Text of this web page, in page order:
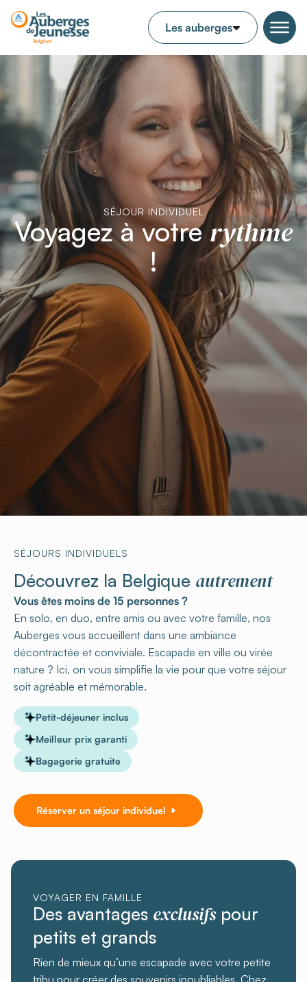
SÉJOUR INDIVIDUEL
Voyagez à votrerythme
!
SÉJOURS INDIVIDUELS
Découvrez la Belgique autrement
Vous êtes moins de 15 personnes ?
En solo, en duo, entre amis ou avec votre famille, nos
Auberges vous accueillent dans une ambiance
décontractée et conviviale. Escapade en ville ou virée
nature ? Ici, on vous simplifie la vie pour que votre séjour
soit agréable et mémorable.
Petit-déjeuner inclus
Meilleur prix garanti
Bagagerie gratuite
Réserver un séjour individuel
VOYAGER EN FAMILLE
Des avantages exclusifspour
petits et grands
Rien de mieux qu’une escapade avec votre petite
tribu pour créer des souvenirs inoubliables. Chez